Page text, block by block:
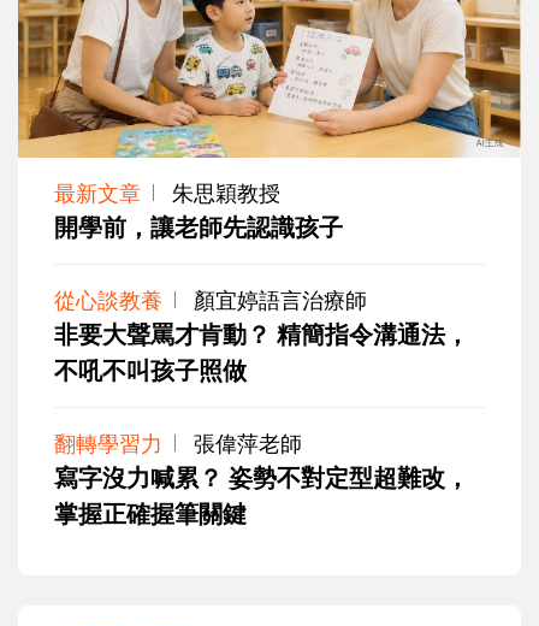
最新文章 朱思穎教授
開學前，讓老師先認識孩子
從心談教養 顏宜婷語言治療師
非要大聲罵才肯動？ 精簡指令溝通法，
不吼不叫孩子照做
翻轉學習力 張偉萍老師
寫字沒力喊累？ 姿勢不對定型超難改，
掌握正確握筆關鍵